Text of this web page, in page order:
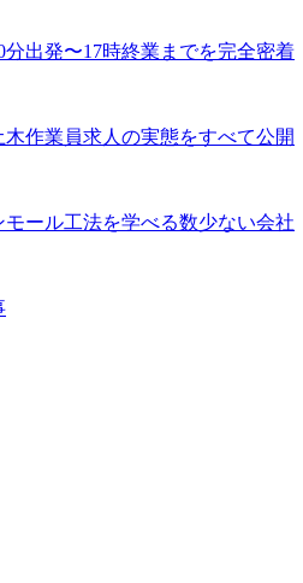
出発〜17時終業までを完全密着
作業員求人の実態をすべて公開
ール工法を学べる数少ない会社